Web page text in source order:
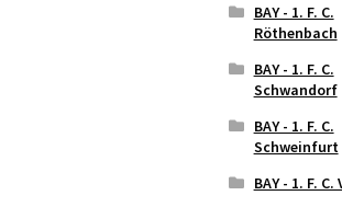
BAY - 1. F. C.
Röthenbach
BAY - 1. F. C.
Schwandorf
BAY - 1. F. C.
Schweinfurt
BAY - 1. F.